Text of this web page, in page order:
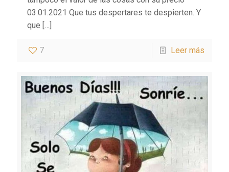
03.01.2021 Que tus despertares te despierten. Y
que […]
7 Leer más